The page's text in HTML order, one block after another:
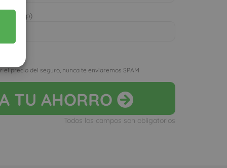
precio del seguro, nunca te enviaremos SPAM
TU AHORRO
Todos los campos son obligatorios